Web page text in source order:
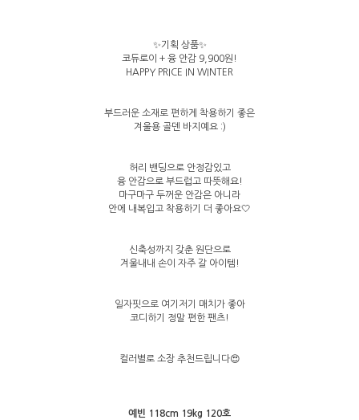
✨기획 상품✨
코듀로이 + 융 안감 9,900원!
HAPPY PRICE IN WINTER
부드러운 소재로 편하게 착용하기 좋은
겨울용 골덴 바지예요 :)
허리 밴딩으로 안정감있고
융 안감으로 부드럽고 따뜻해요!
마구마구 두꺼운 안감은 아니라
안에 내복입고 착용하기 더 좋아요🤍
신축성까지 갖춘 원단으로
겨울내내 손이 자주 갈 아이템!
일자핏으로 여기저기 매치가 좋아
코디하기 정말 편한 팬츠!
컬러별로 소장 추천드립니다😍
예빈 118cm 19kg 120호